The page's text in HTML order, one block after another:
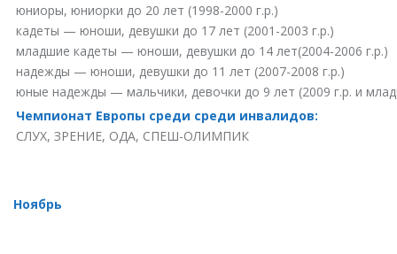
юниоры, юниорки до 20 лет (1998-2000 г.р.)
кадеты — юноши, девушки до 17 лет (2001-2003 г.р.)
младшие кадеты — юноши, девушки до 14 лет(2004-2006 г.р.)
надежды — юноши, девушки до 11 лет (2007-2008 г.р.)
юные надежды — мальчики, девочки до 9 лет (2009 г.р. и
Чемпионат Европы среди среди инвалидов:
СЛУХ, ЗРЕНИЕ, ОДА, СПЕШ-ОЛИМПИК
Ноябрь